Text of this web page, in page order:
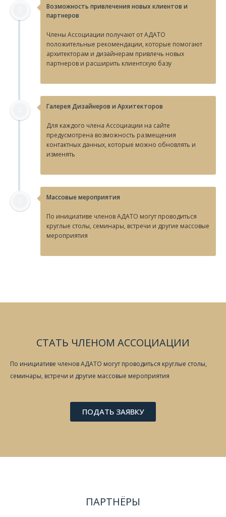
Возможность привлечения новых клиентов и
партнеров
Члены Ассоциации получают от АДАТО
положительные рекомендации, которые помогают
архитекторам и дизайнерам привлечь новых
партнеров и расширить клиентскую базу
Галерея Дизайнеров и Архитекторов
Для каждого члена Ассоциации на сайте
предусмотрена возможность размещения
контактных данных, которые можно обновлять и
изменять
Массовые мероприятия
По инициативе членов АДАТО могут проводиться
круглые столы, семинары, встречи и другие массовые
мероприятия
СТАТЬ ЧЛЕНОМ АССОЦИАЦИИ
По инициативе членов АДАТО могут проводиться круглые столы,
семинары, встречи и другие массовые мероприятия
ПОДАТЬ ЗАЯВКУ
ПАРТНЁРЫ